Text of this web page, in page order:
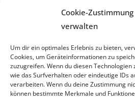
Cookie-Zustimmung
verwalten
Um dir ein optimales Erlebnis zu bieten,
Cookies, um Geräteinformationen zu
zuzugreifen. Wenn du diesen
wie das Surfverhalten oder eindeutige IDs
verarbeiten. Wenn du deine Zustimmung
können bestimmte Merkmale und